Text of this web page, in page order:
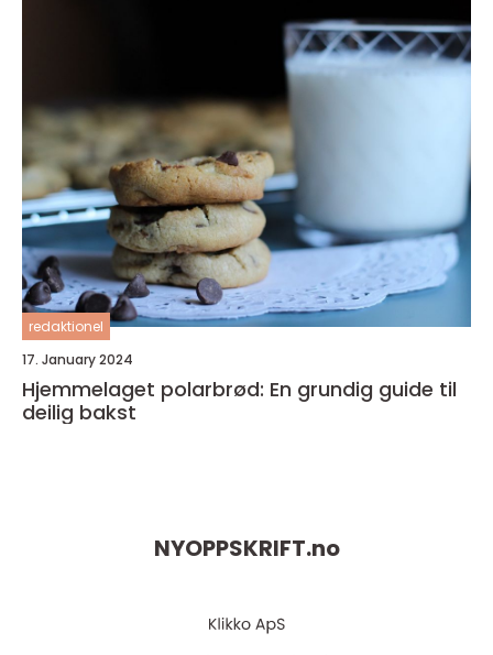
redaktionel
17. January 2024
Hjemmelaget polarbrød: En grundig guide til
deilig bakst
NYOPPSKRIFT.no